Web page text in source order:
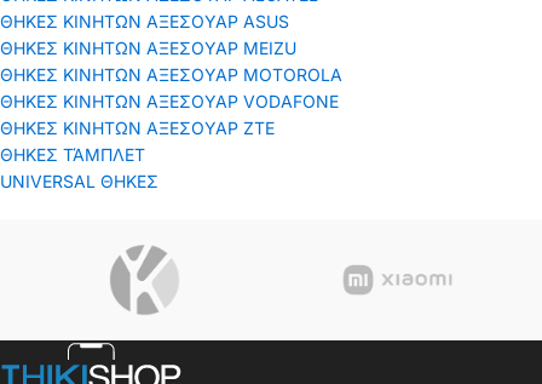
ΘΗΚΕΣ ΚΙΝΗΤΩΝ ΑΞΕΣΟΥΑΡ ASUS
ΘΗΚΕΣ ΚΙΝΗΤΩΝ ΑΞΕΣΟΥΑΡ MEIZU
ΘΗΚΕΣ ΚΙΝΗΤΩΝ ΑΞΕΣΟΥΑΡ MOTOROLA
ΘΗΚΕΣ ΚΙΝΗΤΩΝ ΑΞΕΣΟΥΑΡ VODAFONE
ΘΗΚΕΣ ΚΙΝΗΤΩΝ ΑΞΕΣΟΥΑΡ ΖΤΕ
ΘΗΚΕΣ ΤΆΜΠΛΕΤ
UNIVERSAL ΘΗΚΕΣ